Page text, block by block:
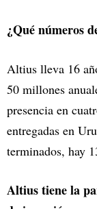
¿Qué números
Altius lleva 16
50 millones
presencia en
entregadas en
terminados, hay
Altius tiene la